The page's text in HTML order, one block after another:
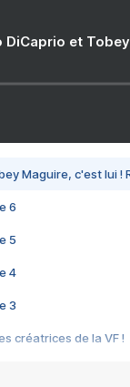
DiCaprio et
Maguire, c'est lui !
6
5
4
3
créatrices de la VF !